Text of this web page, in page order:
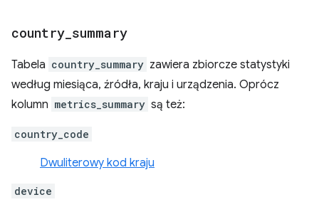
country summary
Tabela country_summary zawiera zbiorcze statystyki
według miesiąca, źródła, kraju i urządzenia. Oprócz
kolumn metrics_summary są też:
country_code
Dwuliterowy kod kraju
device